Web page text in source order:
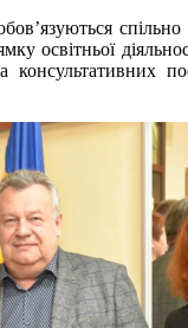
спільно
освітньої
консультативних